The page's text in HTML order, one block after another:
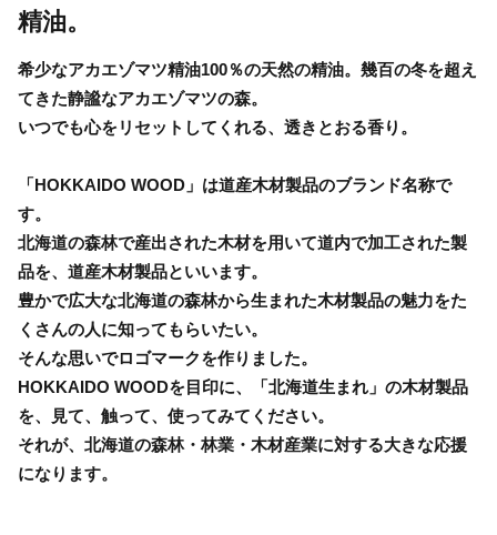
精油。
希少なアカエゾマツ精油100％の天然の精油。幾百の冬を超え
てきた静謐なアカエゾマツの森。
いつでも心をリセットしてくれる、透きとおる香り。
「HOKKAIDO WOOD」は道産木材製品のブランド名称で
す。
北海道の森林で産出された木材を用いて道内で加工された製
品を、道産木材製品といいます。
豊かで広大な北海道の森林から生まれた木材製品の魅力をた
くさんの人に知ってもらいたい。
そんな思いでロゴマークを作りました。
HOKKAIDO WOODを目印に、「北海道生まれ」の木材製品
を、見て、触って、使ってみてください。
それが、北海道の森林・林業・木材産業に対する大きな応援
になります。